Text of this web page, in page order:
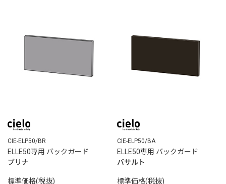
CIE-ELP50/BR
ELLE50専用 バックガード
ブリナ
標準価格(税抜)
CIE-ELP50/BA
ELLE50専用 バックガード
バサルト
標準価格(税抜)